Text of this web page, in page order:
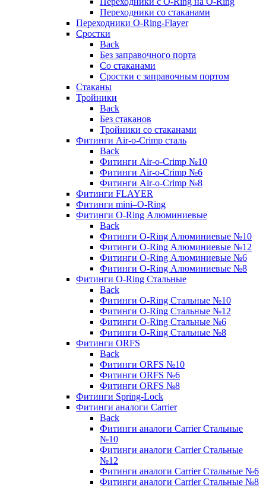
Переходники со стаканами
Переходники O-Ring-Flayer
Сростки
Back
Без заправочного порта
Со стаканами
Сростки с заправочным портом
Стаканы
Тройники
Back
Без стаканов
Тройники со стаканами
Фитинги Air-o-Crimp сталь
Back
Фитинги Air-o-Crimp №10
Фитинги Air-o-Crimp №6
Фитинги Air-o-Crimp №8
Фитинги FLAYER
Фитинги mini–O-Ring
Фитинги O-Ring Алюминиевые
Back
Фитинги O-Ring Алюминиевые №10
Фитинги O-Ring Алюминиевые №12
Фитинги O-Ring Алюминиевые №6
Фитинги O-Ring Алюминиевые №8
Фитинги O-Ring Стальные
Back
Фитинги O-Ring Стальные №10
Фитинги O-Ring Стальные №12
Фитинги O-Ring Стальные №6
Фитинги O-Ring Стальные №8
Фитинги ORFS
Back
Фитинги ORFS №10
Фитинги ORFS №6
Фитинги ORFS №8
Фитинги Spring-Lock
Фитинги аналоги Carrier
Back
Фитинги аналоги Carrier Стальные
№10
Фитинги аналоги Carrier Стальные
№12
Фитинги аналоги Carrier Стальные №6
Фитинги аналоги Carrier Стальные №8